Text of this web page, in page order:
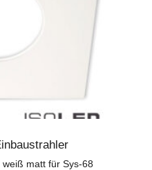
matt für Sys-68